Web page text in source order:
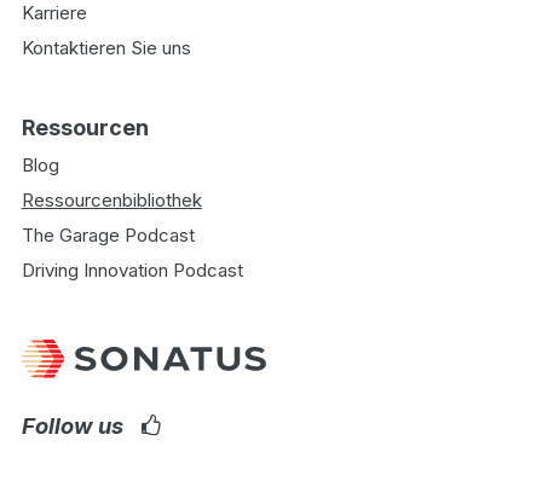
Follow us
Karriere
Kontaktieren Sie uns
Ressourcen
Blog
Ressourcenbibliothek
The Garage Podcast
Driving Innovation Podcast